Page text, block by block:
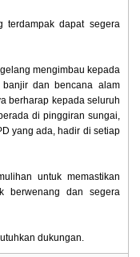
terdampak dapat segera
mengimbau kepada
dan bencana alam
berharap kepada seluruh
di pinggiran sungai,
yang ada, hadir di setiap
untuk memastikan
berwenang dan segera
dukungan.